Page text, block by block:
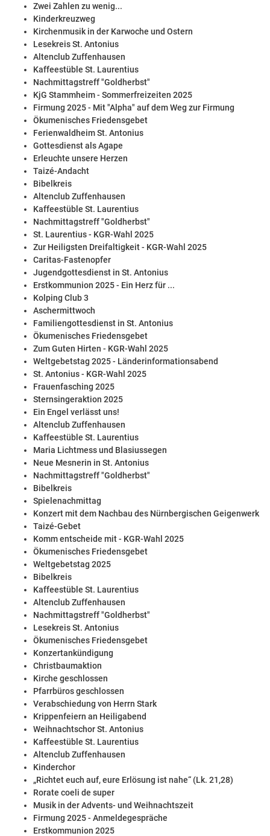
Zwei Zahlen zu wenig...
Kinderkreuzweg
Kirchenmusik in der Karwoche und Ostern
Lesekreis St. Antonius
Altenclub Zuffenhausen
Kaffeestüble St. Laurentius
Nachmittagstreff "Goldherbst"
KjG Stammheim - Sommerfreizeiten 2025
Firmung 2025 - Mit "Alpha" auf dem Weg zur Firmung
Ökumenisches Friedensgebet
Ferienwaldheim St. Antonius
Gottesdienst als Agape
Erleuchte unsere Herzen
Taizé-Andacht
Bibelkreis
Altenclub Zuffenhausen
Kaffeestüble St. Laurentius
Nachmittagstreff "Goldherbst"
St. Laurentius - KGR-Wahl 2025
Zur Heiligsten Dreifaltigkeit - KGR-Wahl 2025
Caritas-Fastenopfer
Jugendgottesdienst in St. Antonius
Erstkommunion 2025 - Ein Herz für ...
Kolping Club 3
Aschermittwoch
Familiengottesdienst in St. Antonius
Ökumenisches Friedensgebet
Zum Guten Hirten - KGR-Wahl 2025
Weltgebetstag 2025 - Länderinformationsabend
St. Antonius - KGR-Wahl 2025
Frauenfasching 2025
Sternsingeraktion 2025
Ein Engel verlässt uns!
Altenclub Zuffenhausen
Kaffeestüble St. Laurentius
Maria Lichtmess und Blasiussegen
Neue Mesnerin in St. Antonius
Nachmittagstreff "Goldherbst"
Bibelkreis
Spielenachmittag
Konzert mit dem Nachbau des Nürnbergischen Geigenwerk
Taizé-Gebet
Komm entscheide mit - KGR-Wahl 2025
Ökumenisches Friedensgebet
Weltgebetstag 2025
Bibelkreis
Kaffeestüble St. Laurentius
Altenclub Zuffenhausen
Nachmittagstreff "Goldherbst"
Lesekreis St. Antonius
Ökumenisches Friedensgebet
Konzertankündigung
Christbaumaktion
Kirche geschlossen
Pfarrbüros geschlossen
Verabschiedung von Herrn Stark
Krippenfeiern an Heiligabend
Weihnachtschor St. Antonius
Kaffeestüble St. Laurentius
Altenclub Zuffenhausen
Kinderchor
„Richtet euch auf, eure Erlösung ist nahe“ (Lk. 21,28)
Rorate coeli de super
Musik in der Advents- und Weihnachtszeit
Firmung 2025 - Anmeldegespräche
Erstkommunion 2025